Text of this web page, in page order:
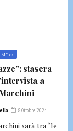
ME >>
stasera
a
8 Ottobre 2024
sarà tra “le